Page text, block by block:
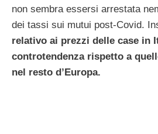
non sembra essersi arrestata
dei tassi sui mutui post-Covid.
relativo ai prezzi delle case in
controtendenza rispetto a
nel resto d’Europa.